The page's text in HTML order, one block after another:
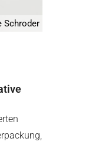
Schroder